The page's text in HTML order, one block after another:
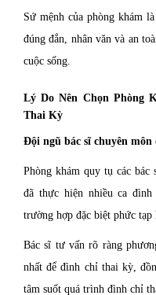
Sứ mệnh của phòng khám
đúng đắn, nhân văn và an
cuộc sống.
Lý Do Nên Chọn Phòng
Thai Kỳ
Đội ngũ bác sĩ chuyên môn
Phòng khám quy tụ các bác
đã thực hiện nhiều ca
trường hợp đặc biệt phức tạp
Bác sĩ tư vấn rõ ràng
nhất để đình chỉ thai kỳ,
tâm suốt quá trình đình chỉ